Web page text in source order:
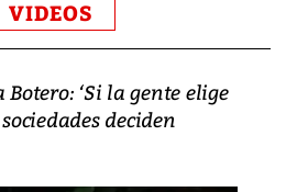
VIDEOS
‘Si la gente elige
deciden